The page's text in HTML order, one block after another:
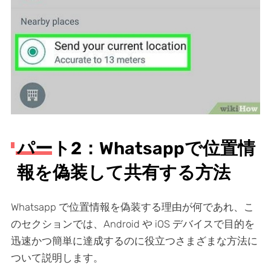
パート2：Whatsappで位置情
報を偽装して共有する方法
Whatsapp で位置情報を偽装する理由が何であれ、こ
のセクションでは、Android や iOS デバイスで目的を
迅速かつ簡単に達成するのに役立つさまざまな方法に
ついて説明します。